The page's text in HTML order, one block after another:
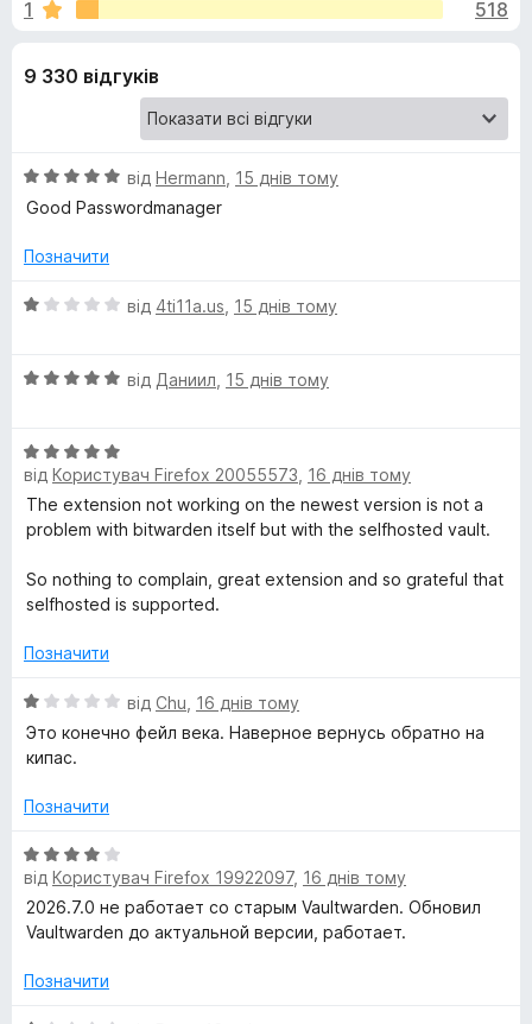
r
o
x
и
д
я
B
i
t
a
r
d
e
n
–
Б
е
з
к
з
1
518
9 330 відгуків
О
ц
н
а
5
від Hermann 15 днів тому
Good Passwordmanager
Позначити
О
н
1
з
5
від 4ti11a.us 15 днів тому
О
н
к
а
5
5
від Даниил 15 днів тому
О
ц
н
а
5
5
від Користувач Firefox 20055573 16 днів тому
The extension not working on the newest version is not a
problem with bitwarden itself but with the selfhosted vault.
So nothing to complain, great extension and so grateful that
selfhosted is supported.
Позначити
О
ц
к
1
з
5
від Chu 16 днів тому
Это конечно фейл века. Наверное вернусь обратно на
кипас.
Позначити
О
ц
н
а
від Користувач Firefox 19922097, 16 днів тому
2026.7.0 не работает со старым Vaultwarden. Обновил
Vaultwarden до актуальной версии, работает.
Позначити